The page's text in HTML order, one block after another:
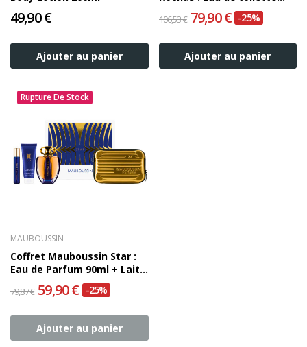
49,90 €
Ajouter au panier
100ml + Eau de toilette
20ml +...
106,53 € 79,90 € -25%
Ajouter au panier
Rupture De Stock
MAUBOUSSIN
Coffret Mauboussin Star :
Eau de Parfum 90ml + Lait
corps 75ml + Eau de...
79,87 € 59,90 € -25%
Ajouter au panier